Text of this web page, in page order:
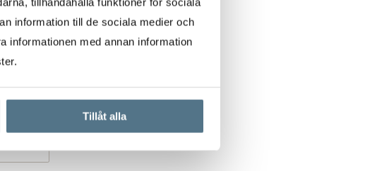
information till de sociala medier och
informationen med annan information
Tillåt alla